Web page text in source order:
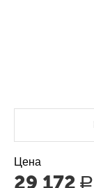
Цена
29 172 Р